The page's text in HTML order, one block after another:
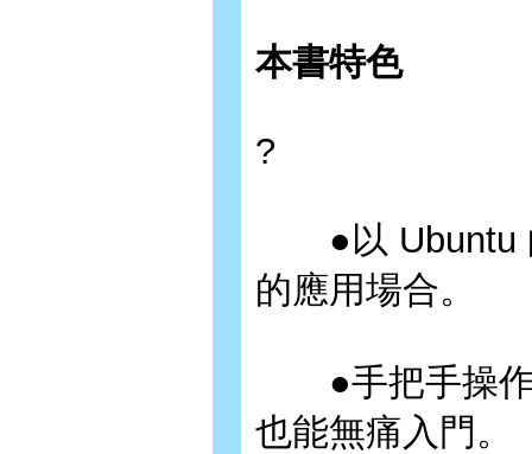
本書特色
?
●以 Ubuntu
的應用場合。
●手把手操作
也能無痛入門。